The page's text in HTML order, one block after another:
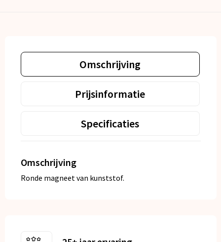
Omschrijving
Prijsinformatie
Specificaties
Omschrijving
Ronde magneet van kunststof.